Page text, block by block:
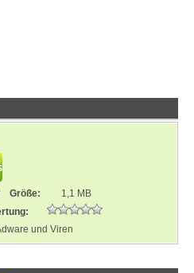
Größe:
1,1 MB
und Viren